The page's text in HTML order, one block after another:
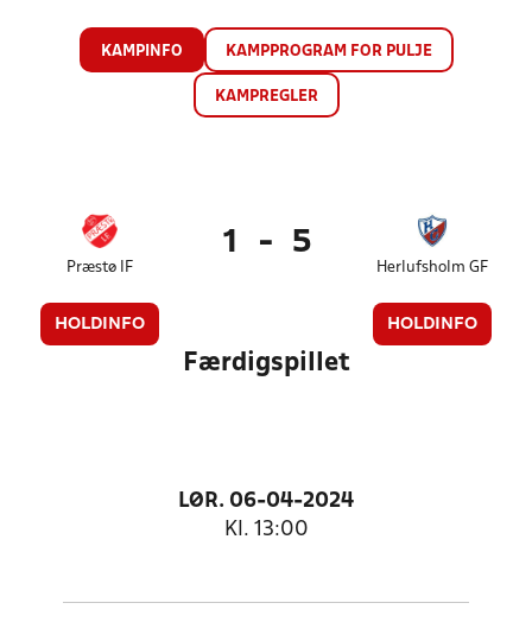
KAMPINFO KAMPPROGRAM FOR PULJE
KAMPREGLER
Præstø IF
HOLDINFO
1 - 5
Herlufsholm GF
HOLDINFO
Færdigspillet
LØR. 06-04-2024
Kl. 13:00